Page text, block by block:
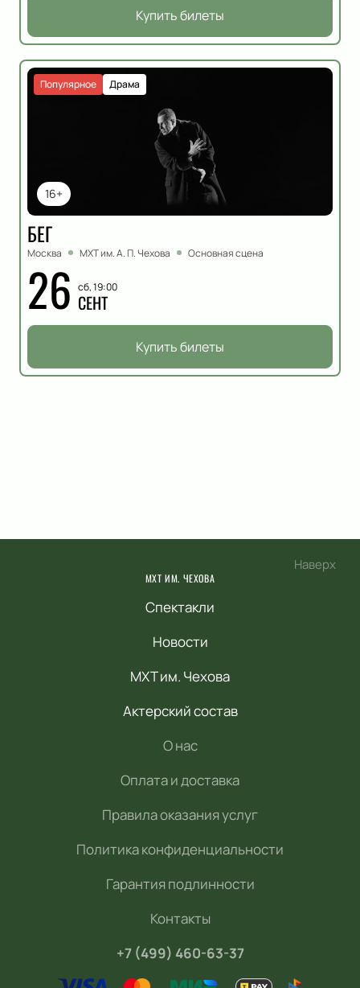
Купить билеты
16+
Драма
Популярное
БЕГ
Москва МХТ им. А. П. Чехова Основная сцена
26 сб, 19:00
СЕНТ
Купить билеты
Наверх
МХТ ИМ. ЧЕХОВА
Спектакли
Новости
МХТ им. Чехова
Актерский состав
О нас
Оплата и доставка
Правила оказания услуг
Политика конфиденциальности
Гарантия подлинности
Контакты
+7 (499) 460-63-37